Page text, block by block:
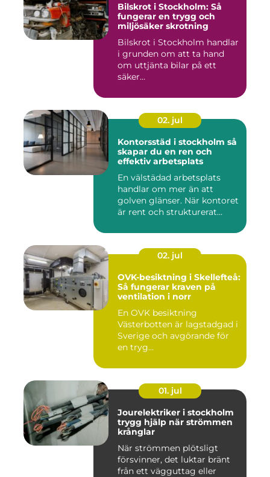
Bilskrot i Stockholm: Så
fungerar en trygg och
miljösäker skrotning
Bilskrot i Stockholm handlar
i grunden om att ta hand
om uttjänta bilar på ett
säker...
02. jul
Kontorsstäd i stockholm så
skapar du en ren och
effektiv arbetsplats
En välstädad arbetsplats
handlar om mer än att
golven glänser. När kontoret
är rent och strukturerat...
02. jul
OVK-besiktning i Skellefteå:
Så fungerar kraven på
ventilation i norr
En OVK besiktning
Västerbotten är lagstadgad i
Sverige och avgörande för
en tryg...
01. jul
Jourelektriker i stockholm
trygg hjälp när strömmen
krånglar
När strömmen plötsligt
försvinner, det luktar bränt
från ett vägguttag eller